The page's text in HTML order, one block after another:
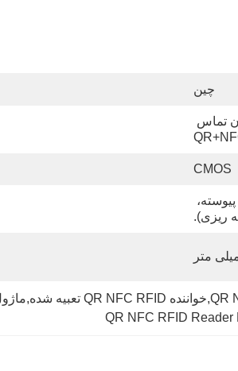
چین
CMOS
ریزی).
QR NFC RFID